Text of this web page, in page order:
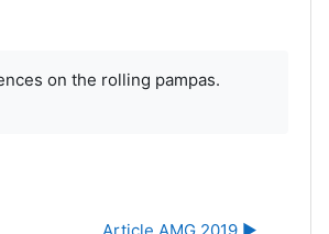
on the rolling pampas.